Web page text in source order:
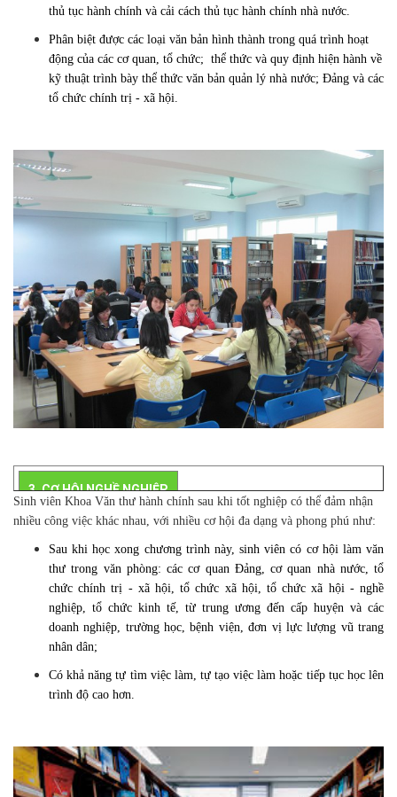
thủ tục hành chính và cải cách thủ tục hành chính nhà nước.
Phân biệt được các loại văn bản hình thành trong quá trình hoạt
động của các cơ quan, tổ chức; thể thức và quy định hiện hành về
kỹ thuật trình bày thể thức văn bản quản lý nhà nước; Đảng và các
tổ chức chính trị - xã hội.
3. CƠ HỘI NGHỀ NGHIỆP
Sinh viên Khoa Văn thư hành chính sau khi tốt nghiệp có thể đảm nhận
nhiều công việc khác nhau, với nhiều cơ hội đa dạng và phong phú như:
Sau khi học xong chương trình này, sinh viên có cơ hội làm văn
thư trong văn phòng: các cơ quan Đảng, cơ quan nhà nước, tổ
chức chính trị - xã hội, tổ chức xã hội, tổ chức xã hội - nghề
nghiệp, tổ chức kinh tế, từ trung ương đến cấp huyện và các
doanh nghiệp, trường học, bệnh viện, đơn vị lực lượng vũ trang
nhân dân;
Có khả năng tự tìm việc làm, tự tạo việc làm hoặc tiếp tục học lên
trình độ cao hơn.